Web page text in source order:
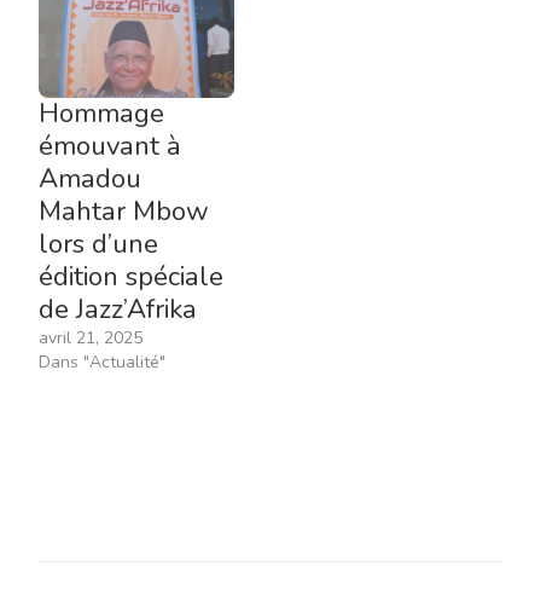
Hommage
émouvant à
Amadou
Mahtar Mbow
lors d’une
édition spéciale
de Jazz’Afrika
avril 21, 2025
Dans "Actualité"